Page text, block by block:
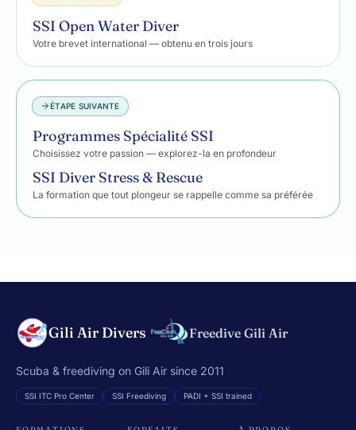
SSI Open Water Diver
Votre brevet international — obtenu en trois jours
ÉTAPE SUIVANTE
Programmes Spécialité SSI
Choisissez votre passion — explorez-la en profondeur
SSI Diver Stress & Rescue
La formation que tout plongeur se rappelle comme sa préférée
Gili Air Divers Freedive Gili Air
Scuba & freediving on Gili Air since 2011
SSI ITC Pro Center SSI Freediving PADI + SSI trained